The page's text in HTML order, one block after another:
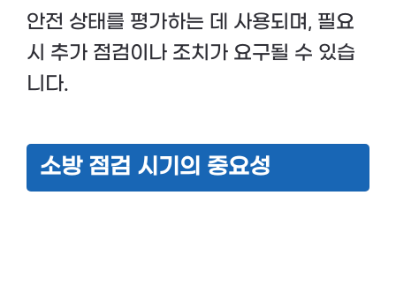
안전 상태를 평가하는 데 사용되며, 필요
시 추가 점검이나 조치가 요구될 수 있습
니다.
소방 점검 시기의 중요성